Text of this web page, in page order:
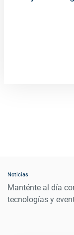
Noticias
Manténte al día
tecnologías y